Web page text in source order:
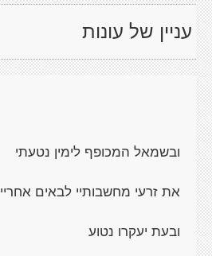
עניין של עונות
ובשמאל המכופף לימין נטעתי
את זרעי מחשבותיי לבאים אחריי
ובעת יעקרו נטוע